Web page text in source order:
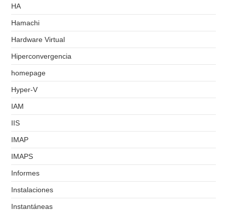
HA
Hamachi
Hardware Virtual
Hiperconvergencia
homepage
Hyper-V
IAM
IIS
IMAP
IMAPS
Informes
Instalaciones
Instantáneas